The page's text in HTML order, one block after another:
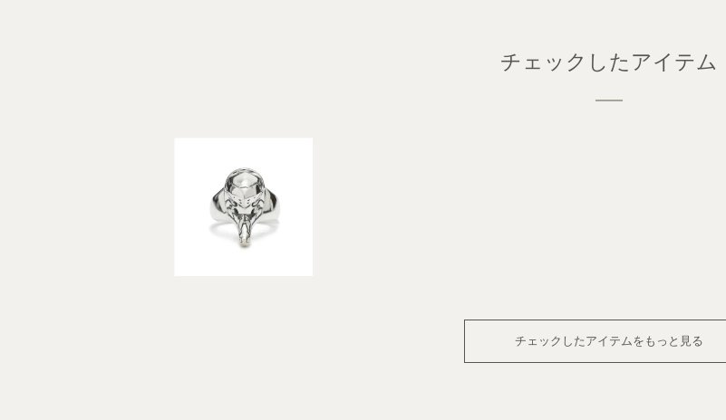
チェックしたアイテム
チェックしたアイテムをもっと見る